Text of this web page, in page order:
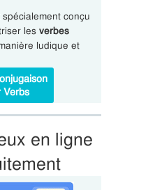
spécialement conçu
les verbes
ludique et
Verbs
en ligne